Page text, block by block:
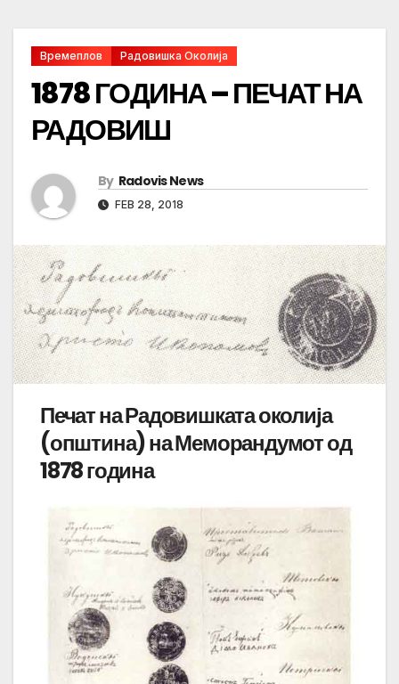
Времеплов Радовишка Околија
1878 ГОДИНА – ПЕЧАТ НА
РАДОВИШ
By Radovis News
FEB 28, 2018
Печат на Радовишката околија
(општина) на Меморандумот од
1878 година